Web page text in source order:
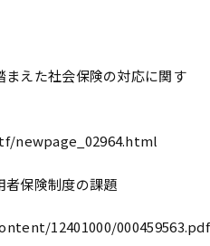
えた社会保険の対応に関す
newpage_02964.html
保険制度の課題
12401000/000459563.pdf